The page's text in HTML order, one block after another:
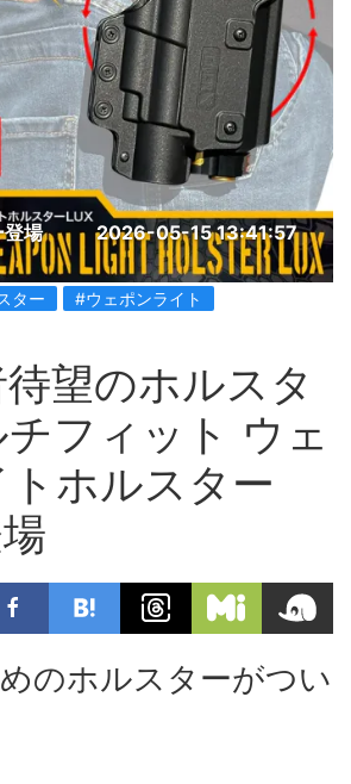
登場 2026-05-15 13:41:57
ター #ウェポンライト
望のホルスタ
フィット ウェ
ホルスター
のホルスターがつい